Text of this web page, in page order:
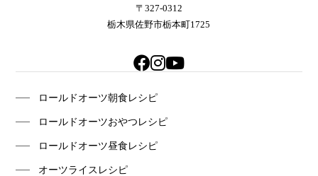
〒327-0312
栃木県佐野市栃本町1725
ロールドオーツ朝食レシピ
ロールドオーツおやつレシピ
ロールドオーツ昼食レシピ
オーツライスレシピ